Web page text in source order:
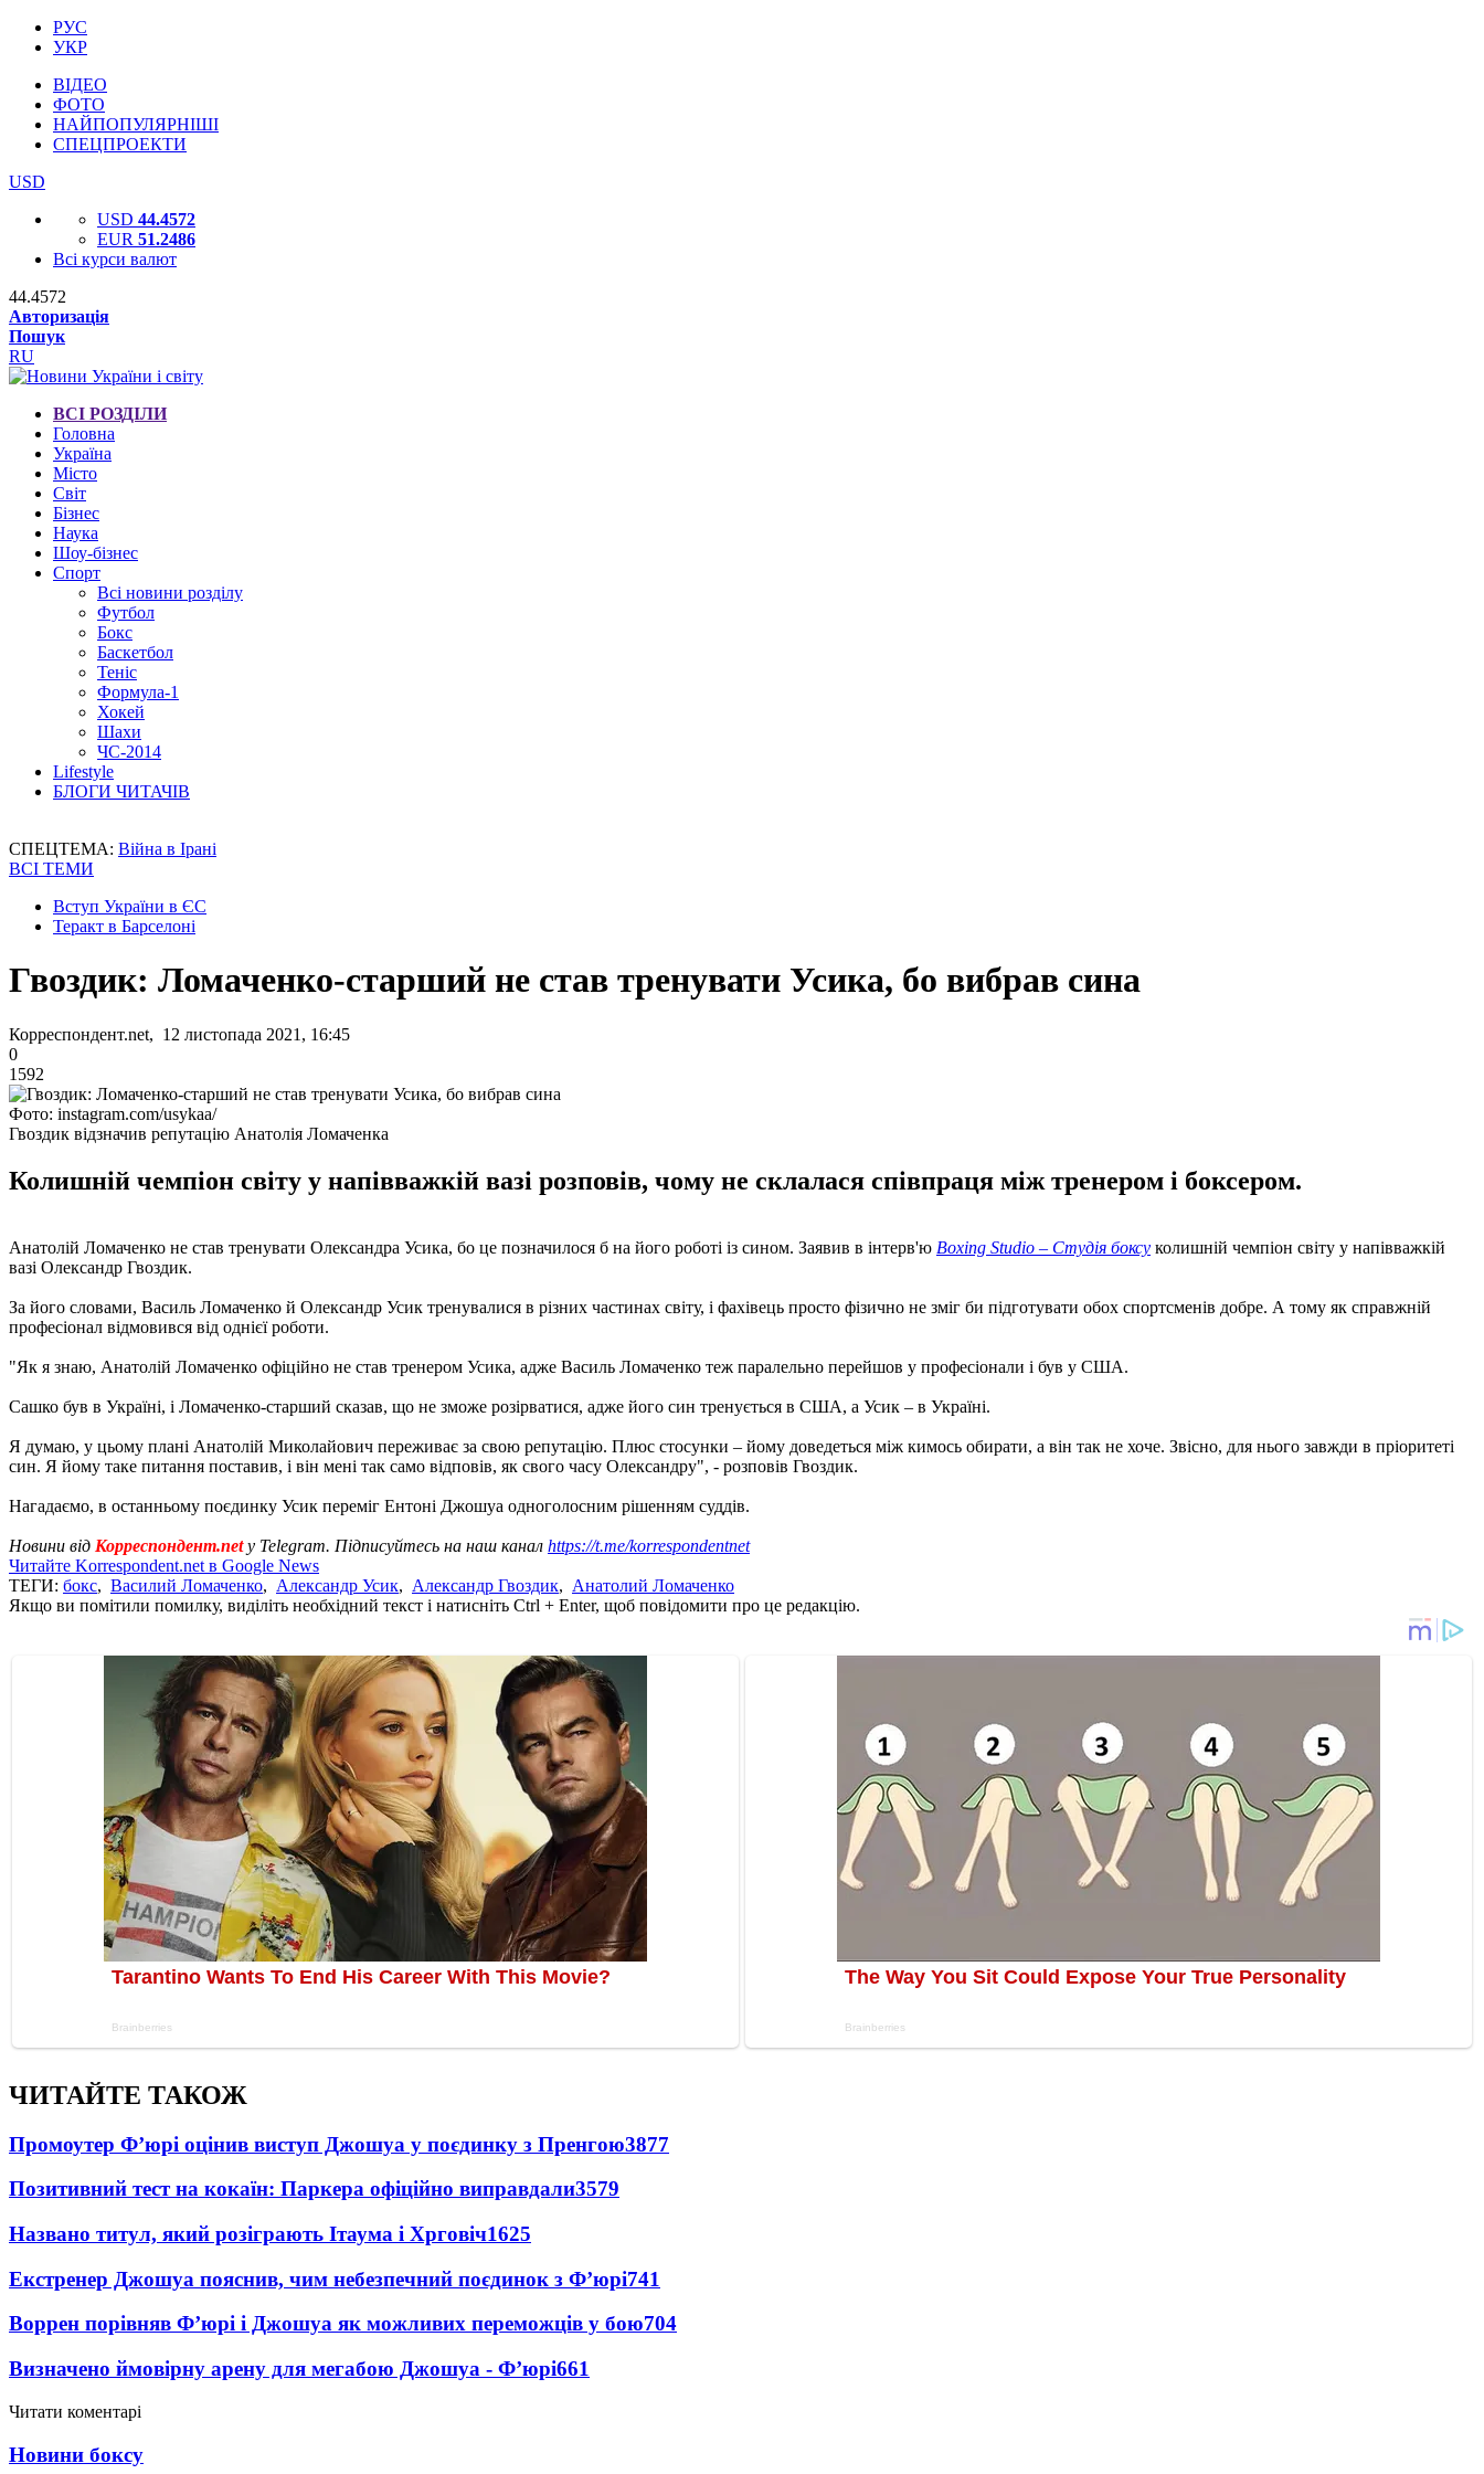
РУС
УКР
ВІДЕО
ФОТО
НАЙПОПУЛЯРНІШІ
СПЕЦПРОЕКТИ
USD
USD 44.4572
EUR 51.2486
Всі курси валют
44.4572
Авторизація
Пошук
RU
ВСІ РОЗДІЛИ
Головна
Україна
Місто
Світ
Бізнес
Наука
Шоу-бізнес
Спорт
Всі новини розділу
Футбол
Бокс
Баскетбол
Теніс
Формула-1
Хокей
Шахи
ЧС-2014
Lifestyle
БЛОГИ ЧИТАЧІВ
СПЕЦТЕМА: Війна в Ірані
ВСІ ТЕМИ
Вступ України в ЄС
Теракт в Барселоні
Гвоздик: Ломаченко-старший не став тренувати Усика, бо вибрав сина
Корреспондент.net, 12 листопада 2021, 16:45
0
1592
Фото: instagram.com/usykaa/
Гвоздик відзначив репутацію Анатолія Ломаченка
Колишній чемпіон світу у напівважкій вазі розповів, чому не склалася співпраця між тренером і боксером.
Анатолій Ломаченко не став тренувати Олександра Усика, бо це позначилося б на його роботі із сином. Заявив в інтерв'ю Boxing Studio – Студія боксу колишній чемпіон світу у напівважкій
вазі Олександр Гвоздик.
За його словами, Василь Ломаченко й Олександр Усик тренувалися в різних частинах світу, і фахівець просто фізично не зміг би підготувати обох спортсменів добре. А тому як справжній
професіонал відмовився від однієї роботи.
"Як я знаю, Анатолій Ломаченко офіційно не став тренером Усика, адже Василь Ломаченко теж паралельно перейшов у професіонали і був у США.
Сашко був в Україні, і Ломаченко-старший сказав, що не зможе розірватися, адже його син тренується в США, а Усик – в Україні.
Я думаю, у цьому плані Анатолій Миколайович переживає за свою репутацію. Плюс стосунки – йому доведеться між кимось обирати, а він так не хоче. Звісно, для нього завжди в пріоритеті
син. Я йому таке питання поставив, і він мені так само відповів, як свого часу Олександру", - розповів Гвоздик.
Нагадаємо, в останньому поєдинку Усик переміг Ентоні Джошуа одноголосним рішенням суддів.
Новини від Корреспондент.netу Telegram. Підписуйтесь на наш канал https://t.me/korrespondentnet
Читайте Korrespondent.net в Google News
ТЕГИ: бокс, Василий Ломаченко, Александр Усик, Александр Гвоздик, Анатолий Ломаченко
Якщо ви помітили помилку, виділіть необхідний текст і натисніть Ctrl + Enter, щоб повідомити про це редакцію.
ЧИТАЙТЕ ТАКОЖ
Промоутер Ф’юрі оцінив виступ Джошуа у поєдинку з Пренгою3877
Позитивний тест на кокаїн: Паркера офіційно виправдали3579
Названо титул, який розіграють Ітаума і Хрговіч1625
Екстренер Джошуа пояснив, чим небезпечний поєдинок з Ф’юрі741
Воррен порівняв Ф’юрі і Джошуа як можливих переможців у бою704
Визначено ймовірну арену для мегабою Джошуа - Ф’юрі661
Читати коментарі
Новини боксу